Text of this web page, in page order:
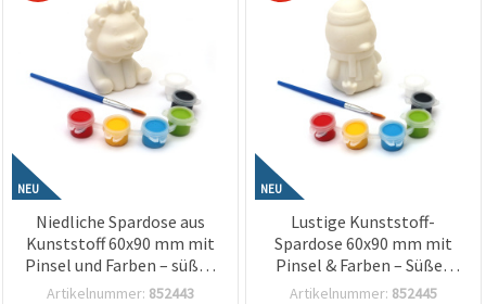
NEU
Niedliche Spardose aus
Kunststoff 60x90 mm mit
Pinsel und Farben – süßes
Löwenbaby mit Krone,
Artikelnummer: 852443
NEU
Lustige Kunststoff-
Spardose 60x90 mm mit
Pinsel & Farben – Süßes
Pinguin-Design für
Artikelnummer: 852445